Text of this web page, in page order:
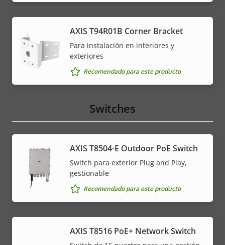
AXIS T94R01B Corner Bracket
Para instalación en interiores y
exteriores
Recomendado para este producto
Switches
AXIS T8504-E Outdoor PoE Switch
Switch para exterior Plug and Play,
gestionable
Recomendado para este producto
AXIS T8516 PoE+ Network Switch